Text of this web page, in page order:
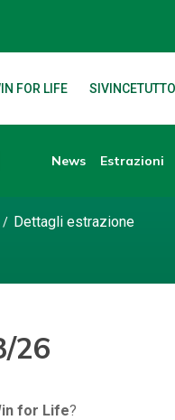
FOR LIFE SIVINCETUTTO
News Estrazioni
Dettagli estrazione
26
for Life?